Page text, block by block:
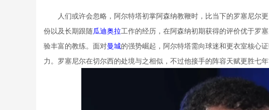
人们或许会忽略，阿尔特塔初掌阿森纳教鞭时，比当下的罗塞尼尔
份以及长期跟随瓜迪奥拉工作的经历，在阿森纳初期获得的评价优于罗
验丰富的教练。面对曼城的强势崛起，阿尔特塔需向球迷和更衣室核心
力。罗塞尼尔在切尔西的处境与之相似，不过他接手的阵容天赋更胜七